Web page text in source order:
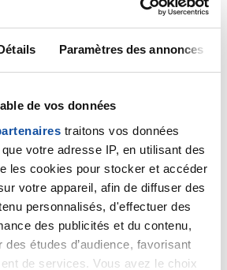
Paramètres des annonces
de vos données
traitons vos données
votre adresse IP, en utilisant des
les cookies pour stocker et accéder
votre appareil, afin de diffuser des
personnalisés, d'effectuer des
des publicités et du contenu,
études d’audience, favorisant
de services. Vous avez le choix
2025 - 20:27